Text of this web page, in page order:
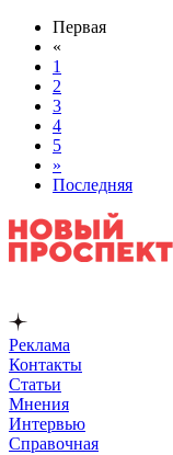
Первая
«
1
2
3
4
5
»
Последняя
Реклама
Контакты
Статьи
Мнения
Интервью
Справочная